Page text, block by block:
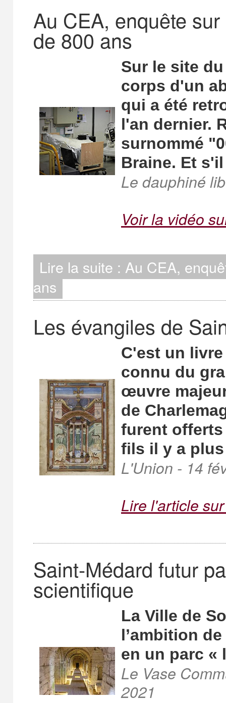
Au CEA, enquête
de 800 ans
Sur le site
corps d'un
qui a été
l'an dernier.
surnommé
Braine. Et
Le dauphiné
Voir la vidéo
Lire la suite : Au CEA,
ans
Les évangiles de
C'est un
connu du
œuvre
de Char
furent
fils il y a plus
L'Union - 14
Lire l'article
Saint-Médard futur
scientifique
La Ville de
l’ambition
en un parc «
Le Vase
2021